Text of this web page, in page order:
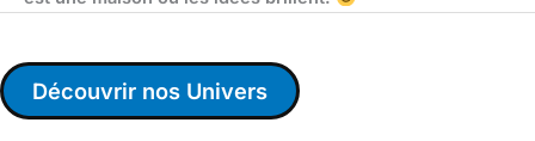
Découvrir nos Univers